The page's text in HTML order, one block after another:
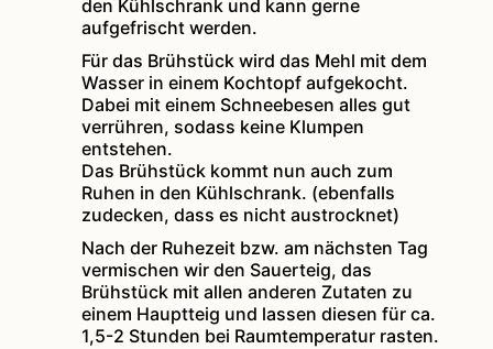
den Kühlschrank und kann gerne
aufgefrischt werden.
Für das Brühstück wird das Mehl mit dem
Wasser in einem Kochtopf aufgekocht.
Dabei mit einem Schneebesen alles gut
verrühren, sodass keine Klumpen
entstehen.
Das Brühstück kommt nun auch zum
Ruhen in den Kühlschrank. (ebenfalls
zudecken, dass es nicht austrocknet)
Nach der Ruhezeit bzw. am nächsten Tag
vermischen wir den Sauerteig, das
Brühstück mit allen anderen Zutaten zu
einem Hauptteig und lassen diesen für ca.
1,5-2 Stunden bei Raumtemperatur rasten.